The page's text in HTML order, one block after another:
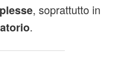
, soprattutto in
.